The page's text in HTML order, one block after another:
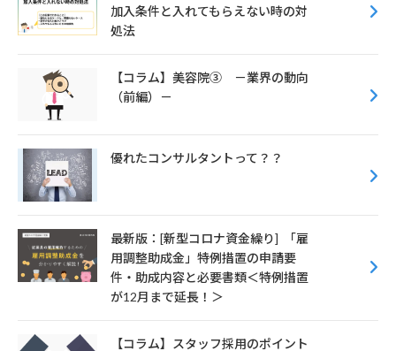
加入条件と入れてもらえない時の対
処法
【コラム】美容院③ －業界の動向
（前編）－
優れたコンサルタントって？？
最新版：[新型コロナ資金繰り] 「雇
用調整助成金」特例措置の申請要
件・助成内容と必要書類＜特例措置
が12月まで延長！＞
【コラム】スタッフ採用のポイント